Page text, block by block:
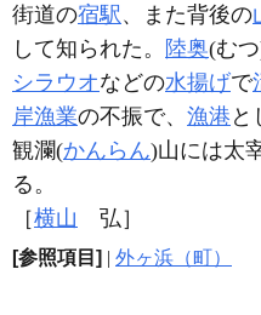
街道の宿駅 、また背後の
して知られた。 陸奥(む
シラウオなどの水揚げで
岸漁業の不振で、 漁港 と
観瀾(かんらん)山には太
る。
［横山 弘］
[参照項目] | 外ヶ浜（町）